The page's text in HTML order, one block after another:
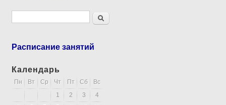
Форма поискаПоиск
Расписание занятий
Календарь
Пн Вт Ср Чт Пт Сб
Вс
1
2 3
4